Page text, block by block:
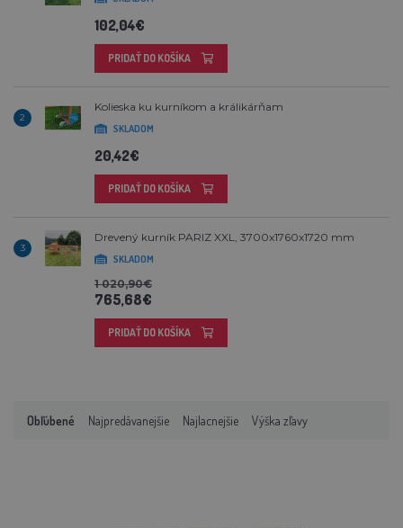
102,04€
PRIDAŤ DO KOŠÍKA
2
Kolieska ku kurníkom a králikárňam
SKLADOM
20,42€
PRIDAŤ DO KOŠÍKA
3
Drevený kurník PARIZ XXL, 3700x1760x1720 mm
SKLADOM
1 020,90€
765,68€
PRIDAŤ DO KOŠÍKA
Obľúbené Najpredávanejšie Najlacnejšie Výška zľavy